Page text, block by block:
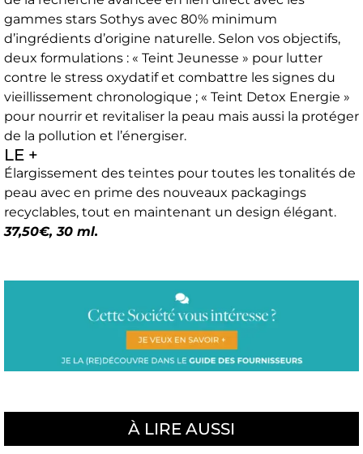
gammes stars Sothys avec 80% minimum
d’ingrédients d’origine naturelle. Selon vos objectifs,
deux formulations : « Teint Jeunesse » pour lutter
contre le stress oxydatif et combattre les signes du
vieillissement chronologique ; « Teint Detox Energie »
pour nourrir et revitaliser la peau mais aussi la protéger
de la pollution et l’énergiser.
LE +
Élargissement des teintes pour toutes les tonalités de
peau avec en prime des nouveaux packagings
recyclables, tout en maintenant un design élégant.
37,50€, 30 ml.
À LIRE AUSSI